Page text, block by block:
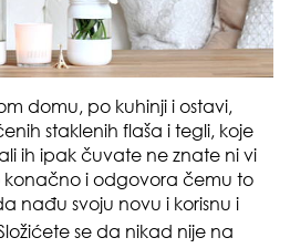
domu, po kuhinji i ostavi,
staklenih flaša i tegli, koje
ih ipak čuvate ne znate ni vi
i odgovora čemu to
nađu svoju novu i korisnu i
se da nikad nije na